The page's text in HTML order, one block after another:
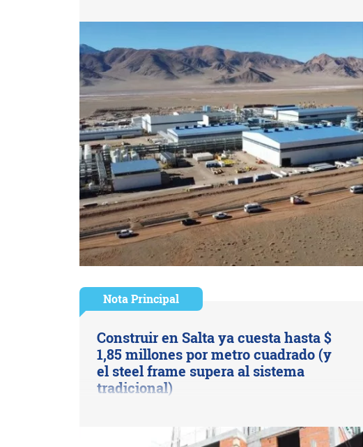
Nota Principal
Construir en Salta ya cuesta hasta $
1,85 millones por metro cuadrado (y
el steel frame supera al sistema
tradicional)